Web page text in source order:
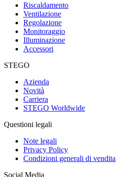
Riscaldamento
Ventilazione
Regolazione
Monitoraggio
Illuminazione
Accessori
STEGO
Azienda
Novità
Carriera
STEGO Worldwide
Questioni legali
Note legali
Privacy Policy
Condizioni generali di vendita
Social Media